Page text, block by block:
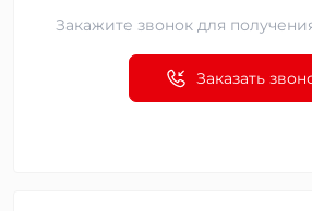
Закажите звонок для
Заказать